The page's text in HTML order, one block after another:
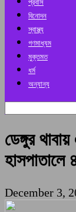
প্রবাস
বিনোদন
স্বাস্থ্য
গণমাধ্যম
মুক্তমত
ধর্ম
অন্যান্য
ডেঙ্গুর
হাসপাতালে
December 3,